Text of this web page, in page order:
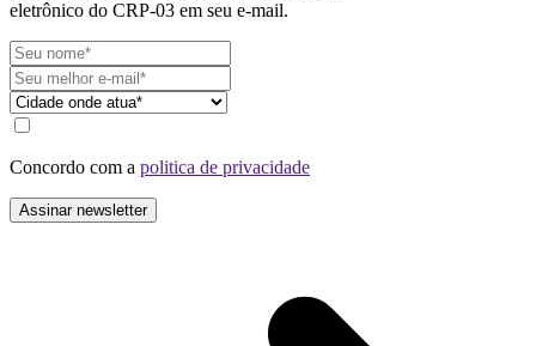
eletrônico do CRP-03 em seu e-mail.
Concordo com a politica de privacidade